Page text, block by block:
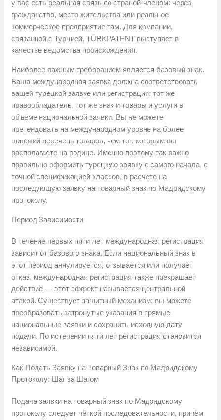
у вас есть реальная связь со страной-членом: через
гражданство, место жительства или реальное
коммерческое предприятие там. Для компании,
связанной с Турцией, TÜRKPATENT выступает в
качестве ведомства происхождения.
Наиболее важным требованием является базовый знак.
Ваша международная заявка должна соответствовать
вашей турецкой заявке или регистрации: тот же
правообладатель, тот же знак и товары и услуги в
объёме национальной заявки. Вы не можете
претендовать на международном уровне на более
широкий перечень товаров, чем тот, которым вы
располагаете на родине. Именно поэтому так важно
правильно оформить турецкую заявку с самого начала, с
точной спецификацией классов, в расчёте на
последующую заявку на товарный знак по Мадридскому
протоколу.
Период Зависимости
В течение первых пяти лет международная регистрация
зависит от базового знака. Если национальный знак в
этот период аннулируется, отзывается или получает
отказ, международная регистрация также прекращает
действие — этот эффект называется центральной
атакой. Существует защитный механизм: вы можете
преобразовать затронутые указания в прямые
национальные заявки и сохранить исходную дату
подачи. По истечении пяти лет регистрация становится
независимой.
Как Подать Заявку на Товарный Знак по Мадридскому
Протоколу: Шаг за Шагом
Подача заявки на товарный знак по Мадридскому
протоколу следует чёткой последовательности, причём